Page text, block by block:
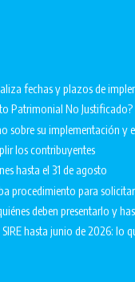
fechas y plazos de
Patrimonial No Justificado?
sobre su implementación
los contribuyentes
hasta el 31 de agosto
procedimiento para
deben presentarlo y
hasta junio de 2026: lo